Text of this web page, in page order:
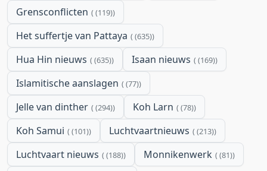
Grensconflicten (119)
Het suffertje van Pattaya (635)
Hua Hin nieuws (635) Isaan nieuws (169)
Islamitische aanslagen (77)
Jelle van dinther (294) Koh Larn (78)
Koh Samui (101) Luchtvaartnieuws (213)
Luchtvaart nieuws (188) Monnikenwerk (81)